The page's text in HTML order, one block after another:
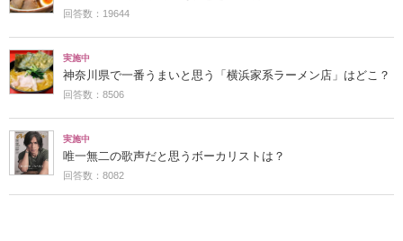
回答数：19644
実施中
神奈川県で一番うまいと思う「横浜家系ラーメン店」はどこ？
回答数：8506
実施中
唯一無二の歌声だと思うボーカリストは？
回答数：8082